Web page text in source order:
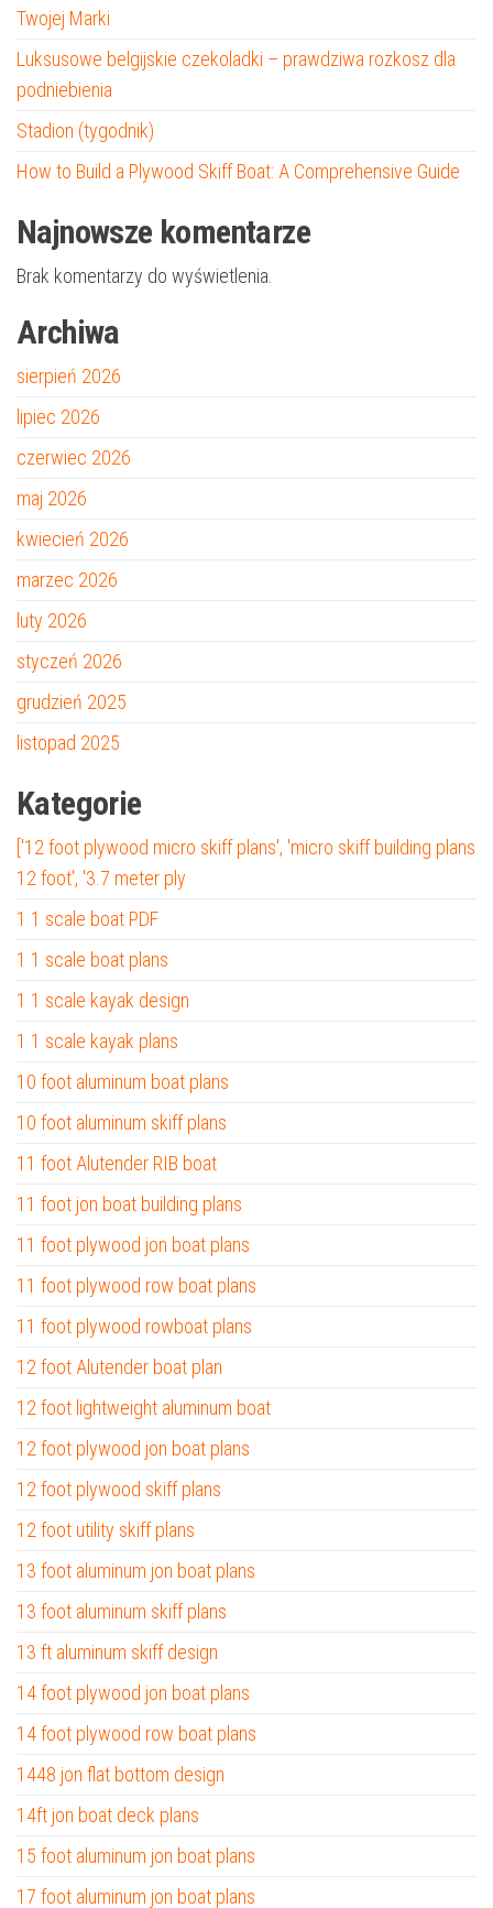
Twojej Marki
Luksusowe belgijskie czekoladki – prawdziwa rozkosz dla
podniebienia
Stadion (tygodnik)
How to Build a Plywood Skiff Boat: A Comprehensive Guide
Najnowsze komentarze
Brak komentarzy do wyświetlenia.
Archiwa
sierpień 2026
lipiec 2026
czerwiec 2026
maj 2026
kwiecień 2026
marzec 2026
luty 2026
styczeń 2026
grudzień 2025
listopad 2025
Kategorie
['12 foot plywood micro skiff plans', 'micro skiff building plans
12 foot', '3.7 meter ply
1 1 scale boat PDF
1 1 scale boat plans
1 1 scale kayak design
1 1 scale kayak plans
10 foot aluminum boat plans
10 foot aluminum skiff plans
11 foot Alutender RIB boat
11 foot jon boat building plans
11 foot plywood jon boat plans
11 foot plywood row boat plans
11 foot plywood rowboat plans
12 foot Alutender boat plan
12 foot lightweight aluminum boat
12 foot plywood jon boat plans
12 foot plywood skiff plans
12 foot utility skiff plans
13 foot aluminum jon boat plans
13 foot aluminum skiff plans
13 ft aluminum skiff design
14 foot plywood jon boat plans
14 foot plywood row boat plans
1448 jon flat bottom design
14ft jon boat deck plans
15 foot aluminum jon boat plans
17 foot aluminum jon boat plans